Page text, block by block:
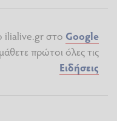
ilialive.gr στο Google
πρώτοι όλες τις
Ειδήσεις